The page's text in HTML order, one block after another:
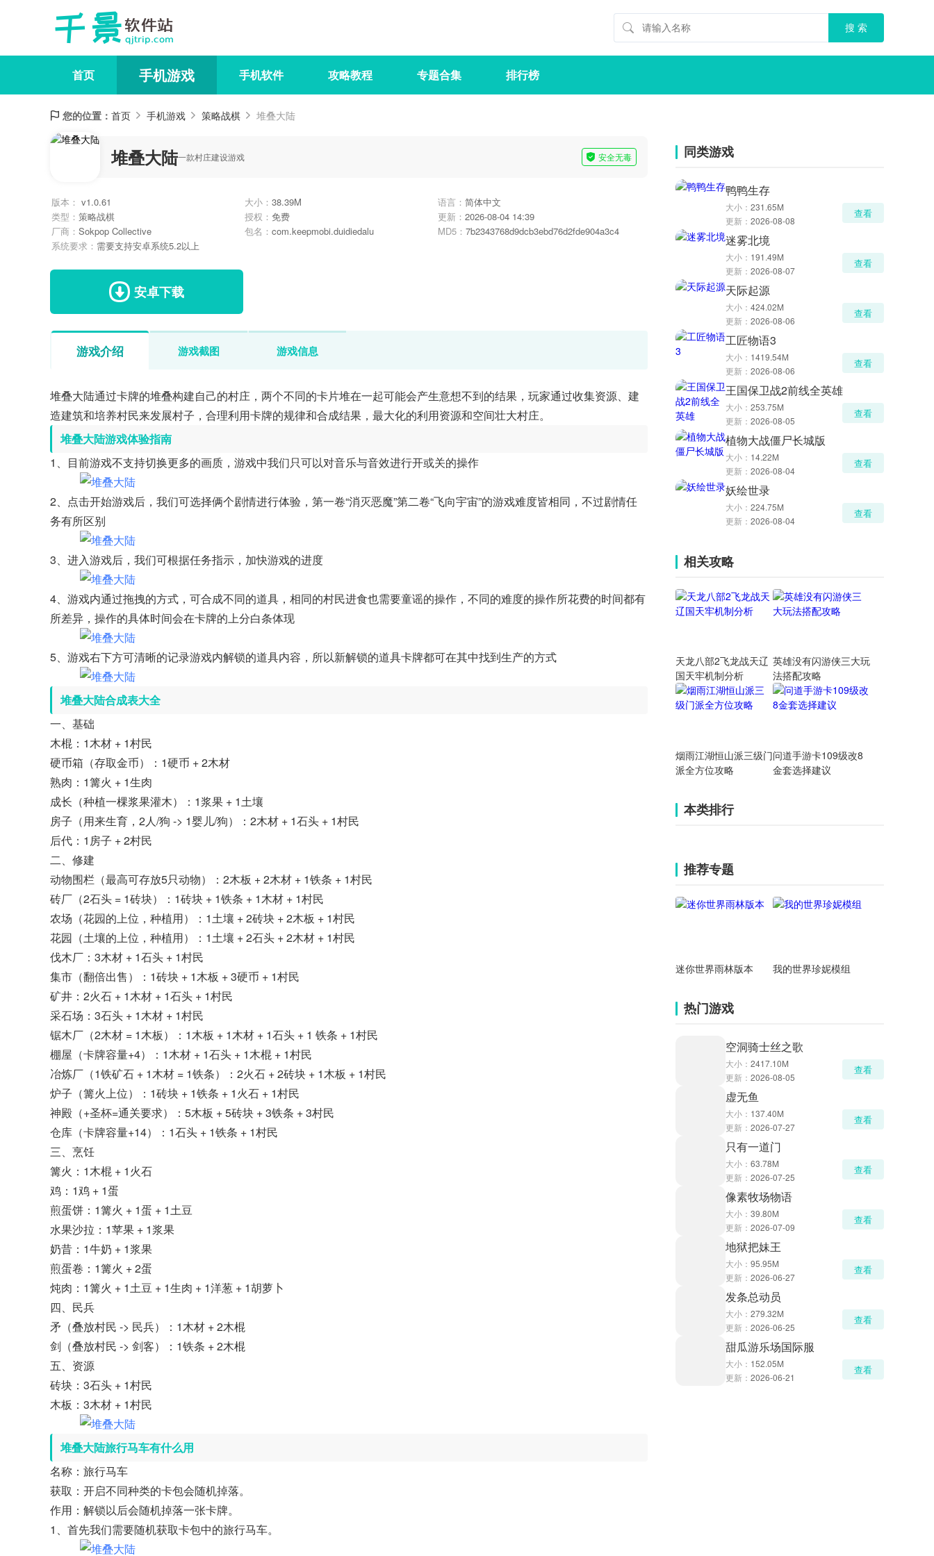
首页 手机游戏 手机软件 攻略教程 专题合集 排行榜
您的位置： 首页 手机游戏 策略战棋 堆叠大陆
堆叠大陆一款村庄建设游戏 安全无毒
版本： v1.0.61 大小： 38.39M 语言： 简体中文
类型： 策略战棋 授权： 免费 更新： 2026-08-04 14:39
厂商： Sokpop Collective 包名： com.keepmobi.duidiedalu MD5： 7b2343768d9dcb3ebd76d2fde904a3c4
系统要求： 需要支持安卓系统5.2以上
安卓下载
游戏介绍 游戏截图 游戏信息
堆叠大陆通过卡牌的堆叠构建自己的村庄，两个不同的卡片堆在一起可能会产生意想不到的结果，玩家通过收集资源、建
造建筑和培养村民来发展村子，合理利用卡牌的规律和合成结果，最大化的利用资源和空间壮大村庄。
堆叠大陆游戏体验指南
1、目前游戏不支持切换更多的画质，游戏中我们只可以对音乐与音效进行开或关的操作
2、点击开始游戏后，我们可选择俩个剧情进行体验，第一卷“消灭恶魔”第二卷“飞向宇宙”的游戏难度皆相同，不过剧情任
务有所区别
3、进入游戏后，我们可根据任务指示，加快游戏的进度
4、游戏内通过拖拽的方式，可合成不同的道具，相同的村民进食也需要童谣的操作，不同的难度的操作所花费的时间都有
所差异，操作的具体时间会在卡牌的上分白条体现
5、游戏右下方可清晰的记录游戏内解锁的道具内容，所以新解锁的道具卡牌都可在其中找到生产的方式
堆叠大陆合成表大全
一、基础
木棍：1木材 + 1村民
硬币箱（存取金币）：1硬币 + 2木材
熟肉：1篝火 + 1生肉
成长（种植一棵浆果灌木）：1浆果 + 1土壤
房子（用来生育，2人/狗 -> 1婴儿/狗）：2木材 + 1石头 + 1村民
后代：1房子 + 2村民
二、修建
动物围栏（最高可存放5只动物）：2木板 + 2木材 + 1铁条 + 1村民
砖厂（2石头 = 1砖块）：1砖块 + 1铁条 + 1木材 + 1村民
农场（花园的上位，种植用）：1土壤 + 2砖块 + 2木板 + 1村民
花园（土壤的上位，种植用）：1土壤 + 2石头 + 2木材 + 1村民
伐木厂：3木材 + 1石头 + 1村民
集市（翻倍出售）：1砖块 + 1木板 + 3硬币 + 1村民
矿井：2火石 + 1木材 + 1石头 + 1村民
采石场：3石头 + 1木材 + 1村民
锯木厂（2木材 = 1木板）：1木板 + 1木材 + 1石头 + 1 铁条 + 1村民
棚屋（卡牌容量+4）：1木材 + 1石头 + 1木棍 + 1村民
冶炼厂（1铁矿石 + 1木材 = 1铁条）：2火石 + 2砖块 + 1木板 + 1村民
炉子（篝火上位）：1砖块 + 1铁条 + 1火石 + 1村民
神殿（+圣杯=通关要求）：5木板 + 5砖块 + 3铁条 + 3村民
仓库（卡牌容量+14）：1石头 + 1铁条 + 1村民
三、烹饪
篝火：1木棍 + 1火石
鸡：1鸡 + 1蛋
煎蛋饼：1篝火 + 1蛋 + 1土豆
水果沙拉：1苹果 + 1浆果
奶昔：1牛奶 + 1浆果
煎蛋卷：1篝火 + 2蛋
炖肉：1篝火 + 1土豆 + 1生肉 + 1洋葱 + 1胡萝卜
四、民兵
矛（叠放村民 -> 民兵）：1木材 + 2木棍
剑（叠放村民 -> 剑客）：1铁条 + 2木棍
五、资源
砖块：3石头 + 1村民
木板：3木材 + 1村民
堆叠大陆旅行马车有什么用
名称：旅行马车
获取：开启不同种类的卡包会随机掉落。
作用：解锁以后会随机掉落一张卡牌。
1、首先我们需要随机获取卡包中的旅行马车。
同类游戏
鸭鸭生存
大小： 231.65M
更新： 2026-08-08
查看
迷雾北境
大小： 191.49M
更新： 2026-08-07
查看
天际起源
大小： 424.02M
更新： 2026-08-06
查看
工匠物语3
大小： 1419.54M
更新： 2026-08-06
查看
王国保卫战2前线全英雄
大小： 253.75M
更新： 2026-08-05
查看
植物大战僵尸长城版
大小： 14.22M
更新： 2026-08-04
查看
妖绘世录
大小： 224.75M
更新： 2026-08-04
查看
相关攻略
天龙八部2飞龙战天辽
国天牢机制分析
英雄没有闪游侠三大玩
法搭配攻略
烟雨江湖恒山派三级门
派全方位攻略
问道手游卡109级改8
金套选择建议
本类排行
推荐专题
迷你世界雨林版本 我的世界珍妮模组
热门游戏
空洞骑士丝之歌
大小： 2417.10M
更新： 2026-08-05
查看
虚无鱼
大小： 137.40M
更新： 2026-07-27
查看
只有一道门
大小： 63.78M
更新： 2026-07-25
查看
像素牧场物语
大小： 39.80M
更新： 2026-07-09
查看
地狱把妹王
大小： 95.95M
更新： 2026-06-27
查看
发条总动员
大小： 279.32M
更新： 2026-06-25
查看
甜瓜游乐场国际服
大小： 152.05M
更新： 2026-06-21
查看